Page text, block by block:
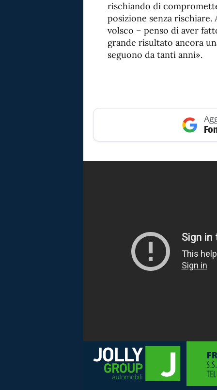
rischiando di
posizione senza
volsco – penso di aver
grande risultato ancora
seguono da tanti anni».